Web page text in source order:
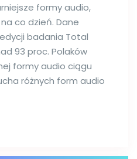
formy audio,
co dzień. Dane
badania Total
93 proc. Polaków
formy audio ciągu
różnych form audio